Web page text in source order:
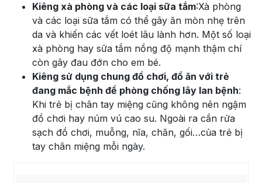
Kiêng xà phòng và các loại sữa tắm:Xà phòng
và các loại sữa tắm có thể gây ăn mòn nhẹ trên
da và khiến các vết loét lâu lành hơn. Một số loại
xà phòng hay sữa tắm nồng độ mạnh thậm chí
còn gây đau đớn cho em bé.
Kiêng sử dụng chung đồ chơi, đồ ăn với trẻ
đang mắc bệnh để phòng chống lây lan bệnh:
Khi trẻ bị chân tay miệng cũng không nên ngậm
đồ chơi hay núm vú cao su. Ngoài ra cần rửa
sạch đồ chơi, muỗng, nĩa, chăn, gối…của trẻ bị
tay chân miệng mỗi ngày.